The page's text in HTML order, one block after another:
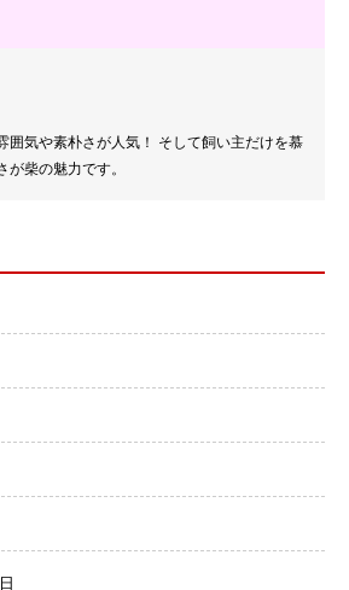
囲気や素朴さが人気！ そして飼い主だけを慕
が柴の魅力です。